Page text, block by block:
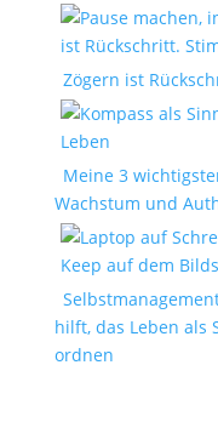
Zögern ist
Meine 3
Wachstum und
hilft, das Leben als
ordnen